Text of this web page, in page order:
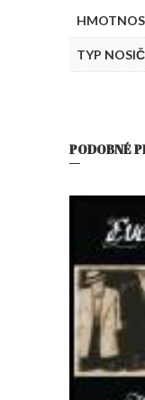
TYP
PODOBNÉ